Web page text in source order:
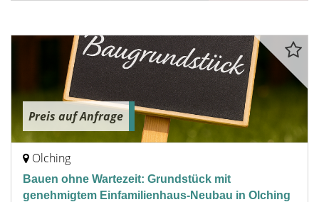
Preis auf Anfrage
Olching
Bauen ohne Wartezeit: Grundstück mit
genehmigtem Einfamilienhaus-Neubau in Olching